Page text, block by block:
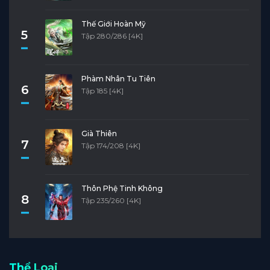
5
Thế Giới Hoàn Mỹ
Tập 280/286 [4K]
6
Phàm Nhân Tu Tiên
Tập 185 [4K]
7
Già Thiên
Tập 174/208 [4K]
8
Thôn Phệ Tinh Không
Tập 235/260 [4K]
Thể Loại